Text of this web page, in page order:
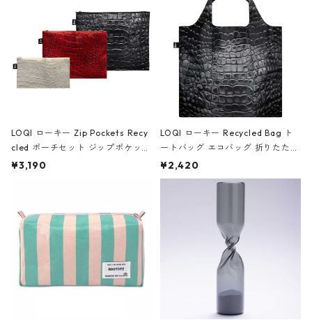
ア/クラウン ブラック
LOQI ローキー Zip Pockets Recy
cled ポーチセット ジップポケット
ファスナーポーチ 撥水加工 トラベ
ーガンディー、オフホワイト
¥3,190
LOQI ローキー Recycled Bag ト
ートバッグ エコバッグ 折りたたみ
大きめ 撥水加工 収納ポーチ CRO
CODILE/Black クロコダイル/ブラ
¥2,420